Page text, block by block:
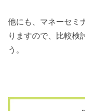
他にも、マネーセミ
りますので、比較検
う。